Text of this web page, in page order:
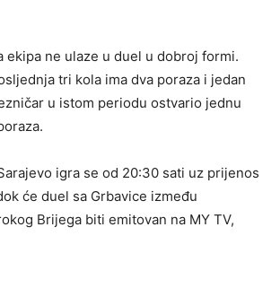
ekipa ne ulaze u duel u dobroj formi.
tri kola ima dva poraza i jedan
u istom periodu ostvario jednu
igra se od 20:30 sati uz prijenos
će duel sa Grbavice između
Brijega biti emitovan na MY TV,